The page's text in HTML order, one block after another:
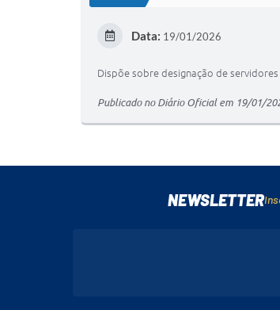
Data: 19/01/2026
Dispõe sobre designação de
Publicado no Diário Oficial em 19/01/
NEWSLETTER